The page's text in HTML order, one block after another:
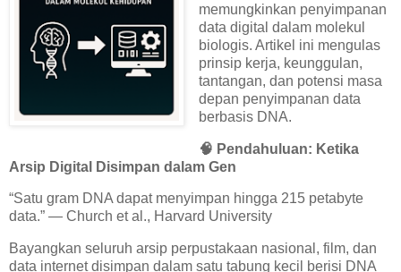
memungkinkan penyimpanan
data digital dalam molekul
biologis. Artikel ini mengulas
prinsip kerja, keunggulan,
tantangan, dan potensi masa
depan penyimpanan data
berbasis DNA.
🧠 Pendahuluan: Ketika
Arsip Digital Disimpan dalam Gen
“Satu gram DNA dapat menyimpan hingga 215 petabyte
data.” — Church et al., Harvard University
Bayangkan seluruh arsip perpustakaan nasional, film, dan
data internet disimpan dalam satu tabung kecil berisi DNA